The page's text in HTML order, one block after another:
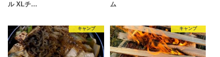
ル XLチ…
ム
キャンプ キャンプ